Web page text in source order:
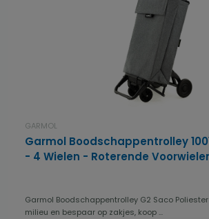
GARMOL
Garmol Boodschappentrolley
- 4 Wielen - Roterende
Garmol Boodschappentrolley G2 Saco
milieu en bespaar op zakjes, koop ...